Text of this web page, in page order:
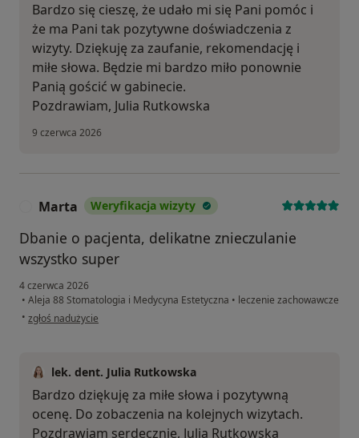
Bardzo się cieszę, że udało mi się Pani pomóc i
że ma Pani tak pozytywne doświadczenia z
wizyty. Dziękuję za zaufanie, rekomendację i
miłe słowa. Będzie mi bardzo miło ponownie
Panią gościć w gabinecie.
Pozdrawiam, Julia Rutkowska
9 czerwca 2026
Marta Weryfikacja wizyty
Dbanie o pacjenta, delikatne znieczulanie
wszystko super
4 czerwca 2026
• Aleja 88 Stomatologia i Medycyna Estetyczna • leczenie zachowawcze
• w opinii użytkownika Marta
zgłoś nadużycie
lek. dent. Julia Rutkowska
Bardzo dziękuję za miłe słowa i pozytywną
ocenę. Do zobaczenia na kolejnych wizytach.
Pozdrawiam serdecznie, Julia Rutkowska